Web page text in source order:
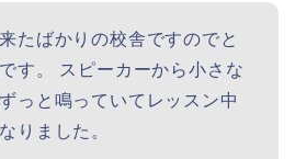
たばかりの校舎ですのでと
す。 スピーカーから小さな
っと鳴っていてレッスン中
りました。